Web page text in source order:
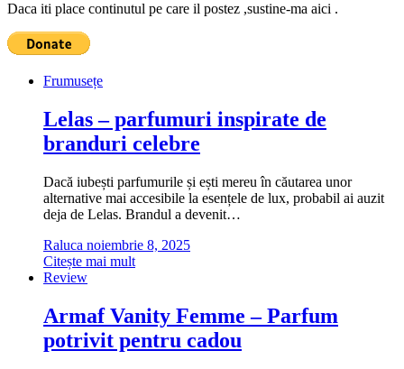
Daca iti place continutul pe care il postez ,sustine-ma aici .
Frumusețe
Lelas – parfumuri inspirate de
branduri celebre
Dacă iubești parfumurile și ești mereu în căutarea unor
alternative mai accesibile la esențele de lux, probabil ai auzit
deja de Lelas. Brandul a devenit…
Raluca noiembrie 8, 2025
Citește mai mult
Review
Armaf Vanity Femme – Parfum
potrivit pentru cadou